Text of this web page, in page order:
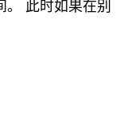
此时如果在别